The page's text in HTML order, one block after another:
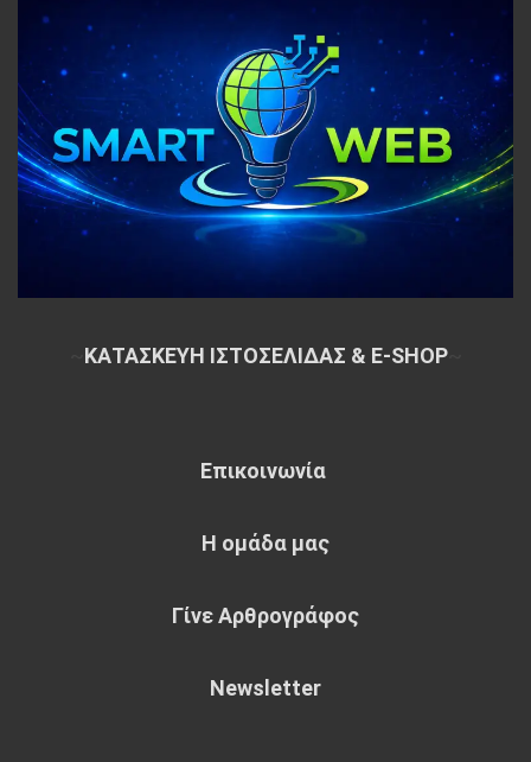
ΚΑΤΑΣΚΕΥΗ ΙΣΤΟΣΕΛΙΔΑΣ & E-SHOP~
Επικοινωνία
Η ομάδα μας
Γίνε Αρθρογράφος
Newsletter